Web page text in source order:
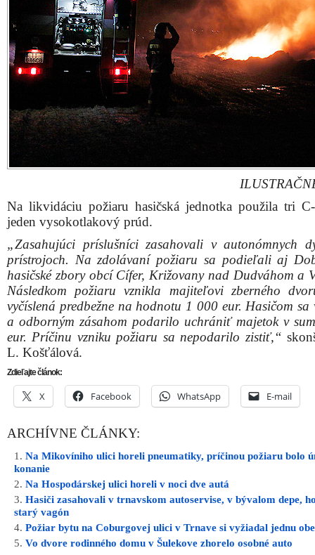
Na likvidáciu požiaru hasičská jednotka použila tri
jeden vysokotlakový prúd.
„Zasahujúci príslušníci zasahovali v autonómnych
prístrojoch. Na zdolávaní požiaru sa podieľali aj
hasičské zbory obcí Cífer, Križovany nad Dudváhom a
Následkom požiaru vznikla majiteľovi zberného
vyčíslená predbežne na hodnotu 1 000 eur. Hasičom sa
a odborným zásahom podarilo uchrániť majetok v
eur. Príčinu vzniku požiaru sa nepodarilo zistiť,“
L. Košťálová.
Zdieľajte článok:
X Facebook WhatsApp E-mail
ARCHÍVNE ČLÁNKY:
Na Mikovíniho ulici horeli pneumatiky, príčinou požiaru bolo
konanie
Na Hospodárskej ulici horeli v noci dve autá
Hasiči zasahovali v trnavskom autoservise, v bývalom depe,
starý vagón
Požiar bytu na Coburgovej ulici v Trnave si vyžiadal jednu
Vo dvore rodinného domu v Šulekove zhorelo osobné auto